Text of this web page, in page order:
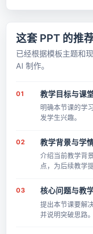
这套 PPT 的推
已经根据模板主题和
AI 制作。
01 教学目标与课
明确本节课的学
发学生兴趣。
02 教学背景与学
介绍当前教学背
点，为后续教学
03 核心问题与教
提出本节课要解
并说明突破思路。